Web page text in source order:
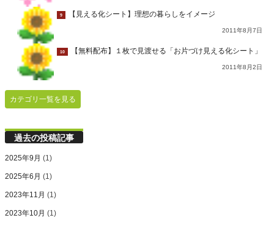
9 【見える化シート】理想の暮らしをイメージ
2011年8月7日
10 【無料配布】１枚で見渡せる「お片づけ見える化シート」
2011年8月2日
カテゴリ一覧を見る
過去の投稿記事
2025年9月 (1)
2025年6月 (1)
2023年11月 (1)
2023年10月 (1)